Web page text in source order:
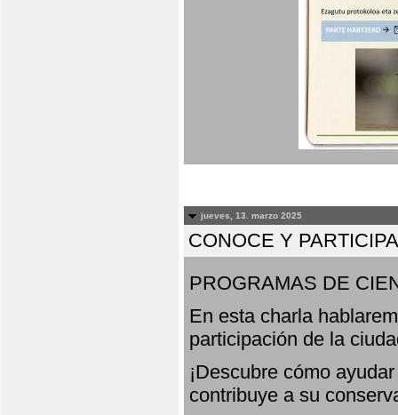
jueves, 13. marzo 2025
CONOCE Y
PROGRAMAS DE
En esta charla
participación de la
¡Descubre cómo
contribuye a su